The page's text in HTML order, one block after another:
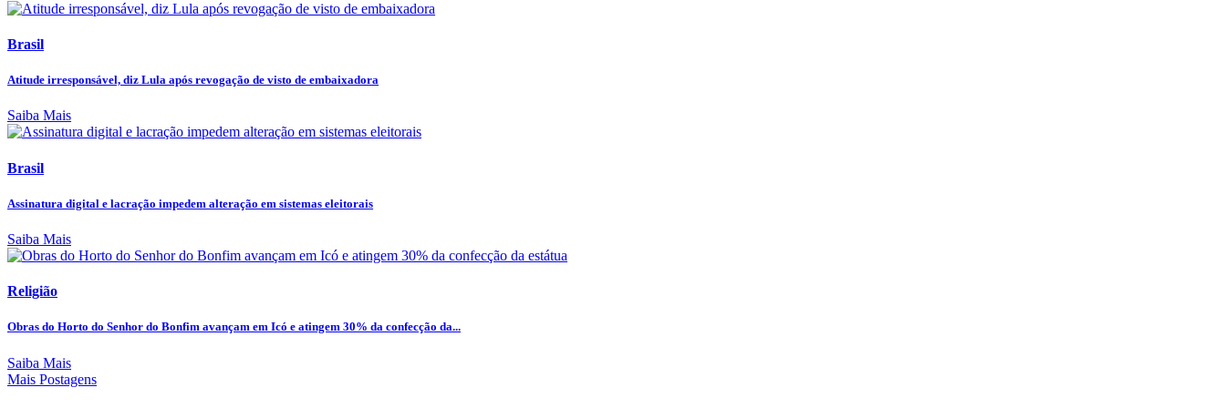
Brasil
Atitude irresponsável, diz Lula após revogação de visto de embaixadora
Saiba Mais
Brasil
Assinatura digital e lacração impedem alteração em sistemas eleitorais
Saiba Mais
Religião
Obras do Horto do Senhor do Bonfim avançam em Icó e atingem 30% da confecção da...
Saiba Mais
Mais Postagens